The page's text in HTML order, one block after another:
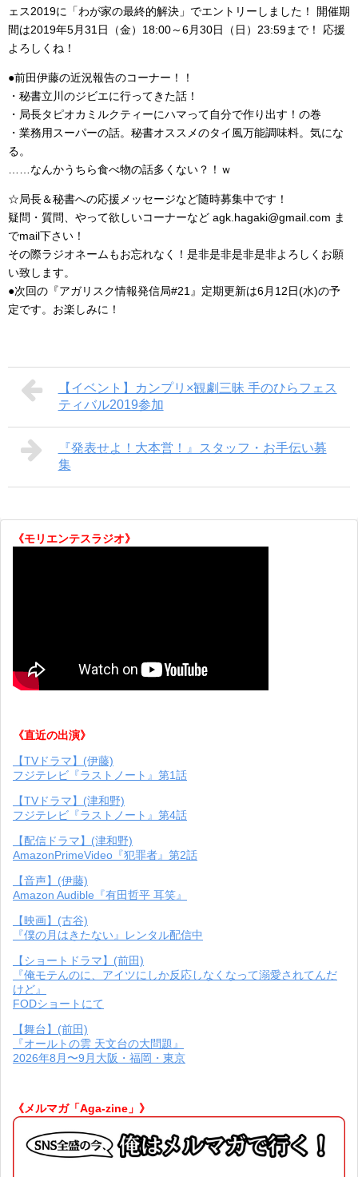
ェス2019に「わが家の最終的解決」でエントリーしました！ 開催期
間は2019年5月31日（金）18:00～6月30日（日）23:59まで！ 応援
よろしくね！
●前田伊藤の近況報告のコーナー！！
・秘書立川のジビエに行ってきた話！
・局長タピオカミルクティーにハマって自分で作り出す！の巻
・業務用スーパーの話。秘書オススメのタイ風万能調味料。気にな
る。
……なんかうちら食べ物の話多くない？！ｗ
☆局長＆秘書への応援メッセージなど随時募集中です！
疑問・質問、やって欲しいコーナーなど agk.hagaki@gmail.com ま
でmail下さい！
その際ラジオネームもお忘れなく！是非是非是非是非よろしくお願
い致します。
●次回の『アガリスク情報発信局#21』定期更新は6月12日(水)の予
定です。お楽しみに！
【イベント】カンプリ×観劇三昧 手のひらフェス
ティバル2019参加
『発表せよ！大本営！』スタッフ・お手伝い募
集
《モリエンテスラジオ》
《直近の出演》
【TVドラマ】(伊藤)
フジテレビ『ラストノート』第1話
【TVドラマ】(津和野)
フジテレビ『ラストノート』第4話
【配信ドラマ】(津和野)
AmazonPrimeVideo『犯罪者』第2話
【音声】(伊藤)
Amazon Audible『有田哲平 耳笑』
【映画】(古谷)
『僕の月はきたない』レンタル配信中
【ショートドラマ】(前田)
『俺モテんのに、アイツにしか反応しなくなって溺愛されてんだ
けど』
FODショートにて
【舞台】(前田)
『オールトの雲 天文台の大問題』
2026年8月〜9月大阪・福岡・東京
《メルマガ「Aga-zine」》